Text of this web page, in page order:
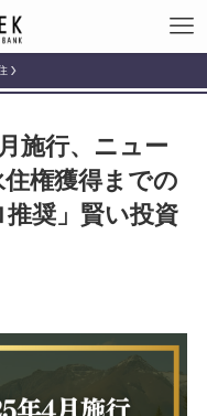
施行、ニュー
権獲得までの
奨」賢い投資